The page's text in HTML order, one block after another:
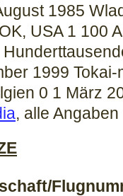
1985
USA 1 100
1999
0 1 März
, alle